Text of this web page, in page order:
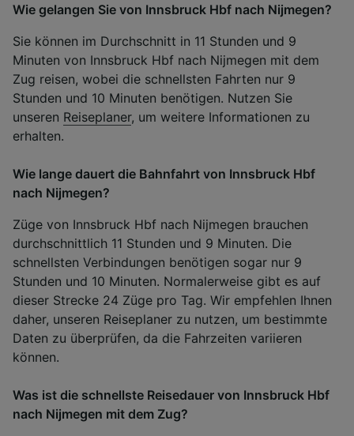
Wie gelangen Sie von Innsbruck Hbf nach Nijmegen?
Sie können im Durchschnitt in 11 Stunden und 9
Minuten von Innsbruck Hbf nach Nijmegen mit dem
Zug reisen, wobei die schnellsten Fahrten nur 9
Stunden und 10 Minuten benötigen. Nutzen Sie
unseren Reiseplaner, um weitere Informationen zu
erhalten.
Wie lange dauert die Bahnfahrt von Innsbruck Hbf
nach Nijmegen?
Züge von Innsbruck Hbf nach Nijmegen brauchen
durchschnittlich 11 Stunden und 9 Minuten. Die
schnellsten Verbindungen benötigen sogar nur 9
Stunden und 10 Minuten. Normalerweise gibt es auf
dieser Strecke 24 Züge pro Tag. Wir empfehlen Ihnen
daher, unseren Reiseplaner zu nutzen, um bestimmte
Daten zu überprüfen, da die Fahrzeiten variieren
können.
Was ist die schnellste Reisedauer von Innsbruck Hbf
nach Nijmegen mit dem Zug?